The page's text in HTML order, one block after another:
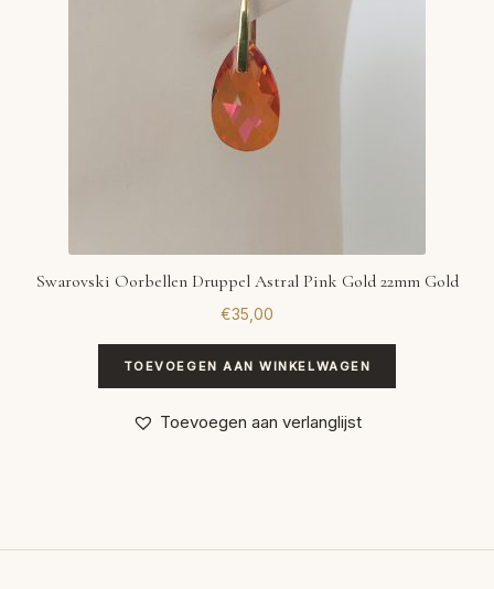
Swarovski Oorbellen Druppel Astral Pink Gold 22mm Gold
€35,00
TOEVOEGEN AAN WINKELWAGEN
Toevoegen aan verlanglijst